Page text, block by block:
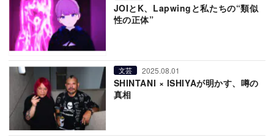
JOIとK、Lapwingと私たちの“類似
性の正体”
文芸 2025.08.01
SHINTANI × ISHIYAが明かす、噂の
真相